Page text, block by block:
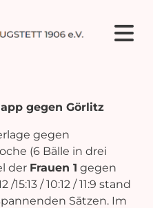
gegen Görlitz
gegen
(6 Bälle in drei
der Frauen 1 gegen
15:13 / 10:12 / 11:9 stand
Sätzen. Im